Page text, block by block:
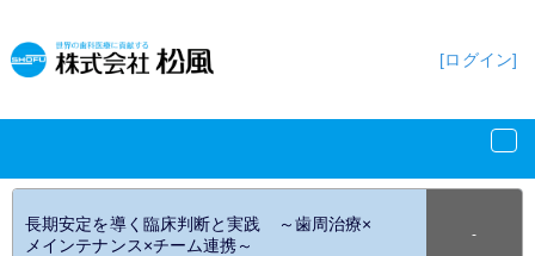
[ログイン]
長期安定を導く臨床判断と実践 ～歯周治療×
メインテナンス×チーム連携～
‐